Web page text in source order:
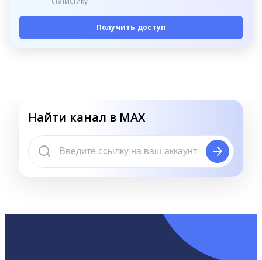
Получить доступ
Найти канал в MAX